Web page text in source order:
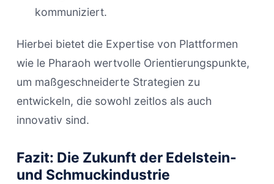
kommuniziert.
Hierbei bietet die Expertise von Plattformen
wie le Pharaoh wertvolle Orientierungspunkte,
um maßgeschneiderte Strategien zu
entwickeln, die sowohl zeitlos als auch
innovativ sind.
Fazit: Die Zukunft der Edelstein-
und Schmuckindustrie